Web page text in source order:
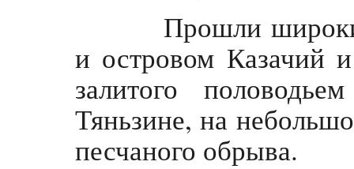
Прошли
и островом Казачий
залитого
Тяньзине, на
песчаного обрыва.